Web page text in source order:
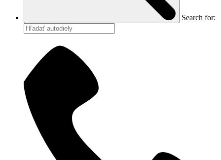
Search for: